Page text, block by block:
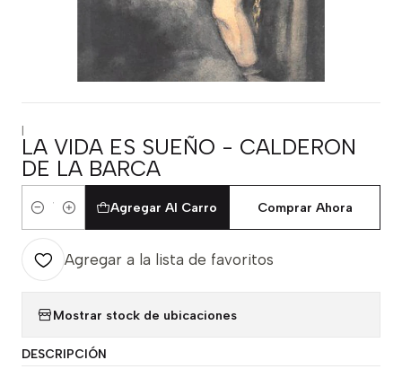
|
LA VIDA ES SUEÑO - CALDERON
DE LA BARCA
Cantidad
Agregar Al Carro Comprar Ahora
Agregar a la lista de favoritos
Mostrar stock de ubicaciones
DESCRIPCIÓN